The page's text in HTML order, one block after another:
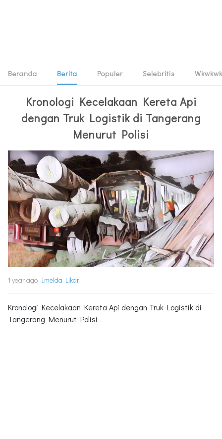
Beranda Berita Populer Selebritis Wkwkwk
Kronologi Kecelakaan Kereta Api
dengan Truk Logistik di Tangerang
Menurut Polisi
1 year ago Imelda Likari
Kronologi Kecelakaan Kereta Api dengan Truk Logistik di
Tangerang Menurut Polisi